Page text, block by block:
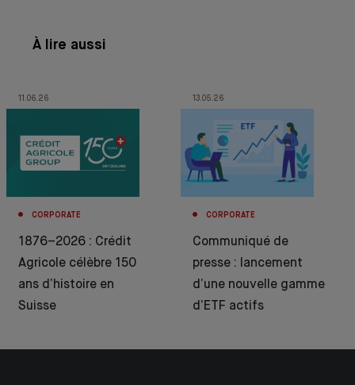
À lire aussi
11.06.26
CORPORATE
1876–2026 : Crédit
Agricole célèbre 150
ans d’histoire en
Suisse
13.05.26
CORPORATE
Communiqué de
presse : lancement
d’une nouvelle gamme
d’ETF actifs